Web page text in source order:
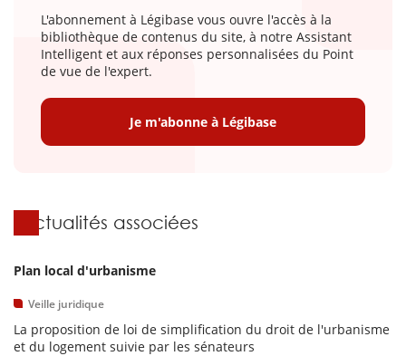
L'abonnement à Légibase vous ouvre l'accès à la
bibliothèque de contenus du site, à notre Assistant
Intelligent et aux réponses personnalisées du Point
de vue de l'expert.
Je m'abonne à Légibase
Actualités associées
Plan local d'urbanisme
Veille juridique
La proposition de loi de simplification du droit de l'urbanisme
et du logement suivie par les sénateurs